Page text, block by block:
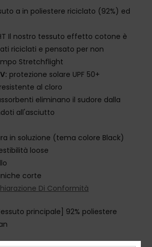
a in poliestere riciclato (92%) ed
Il nostro tessuto effetto cotone è
riciclati e pensato per non
Stretchflight
protezione solare UPF 50+
resistente al cloro
eliminano il sudore dalla
all'asciutto
in soluzione (tema colore Black)
loose
corte
Di Conformità
principale] 92% poliestere